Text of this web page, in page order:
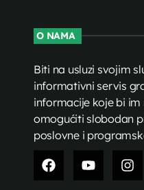
O NAMA
Biti na usluzi svojim
informativni servis
informacije koje bi
omogućiti slobodan
poslovne i